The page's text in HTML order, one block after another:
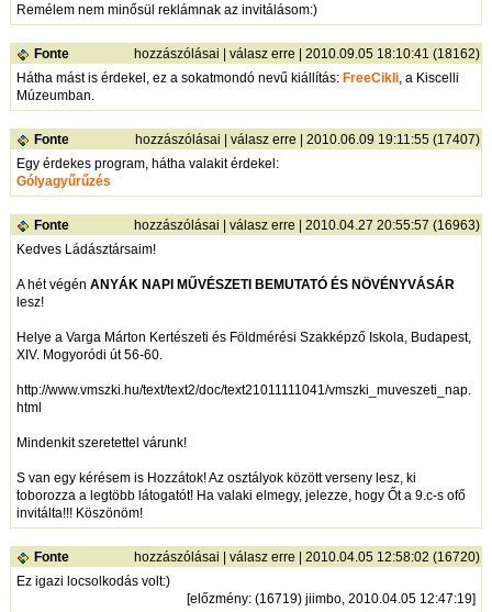
Remélem nem minősül reklámnak az invitálásom:)
Fonte hozzászólásai |válasz erre | 2010.09.05 18:10:41 (18162)
Hátha mást is érdekel, ez a sokatmondó nevű kiállítás:FreeCikli, a Kiscelli
Múzeumban.
Fonte hozzászólásai |válasz erre | 2010.06.09 19:11:55 (17407)
Egy érdekes program, hátha valakit érdekel:
Gólyagyűrűzés
Fonte hozzászólásai |válasz erre | 2010.04.27 20:55:57 (16963)
Kedves Ládásztársaim!
A hét végénANYÁK NAPI MŰVÉSZETI BEMUTATÓ ÉS NÖVÉNYVÁSÁR
lesz!
Helye a Varga Márton Kertészeti és Földmérési Szakképző Iskola, Budapest,
XIV. Mogyoródi út 56-60.
http://www.vmszki.hu/text/text2/doc/text21011111041/vmszki_muveszeti_nap.
html
Mindenkit szeretettel várunk!
S van egy kérésem is Hozzátok! Az osztályok között verseny lesz, ki
toborozza a legtöbb látogatót! Ha valaki elmegy, jelezze, hogy Őt a 9.c-s ofő
invitálta!!! Köszönöm!
Fonte hozzászólásai |válasz erre | 2010.04.05 12:58:02 (16720)
Ez igazi locsolkodás volt:)
[előzmény: (16719) jiimbo, 2010.04.05 12:47:19]